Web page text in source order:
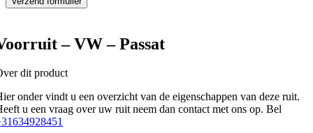
– VW – Passat
dit product
onder vindt u een overzicht van de eigenschappen van deze ruit.
u een vraag over uw ruit neem dan contact met ons op. Bel